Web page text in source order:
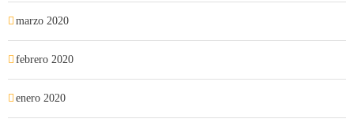
marzo 2020
febrero 2020
enero 2020